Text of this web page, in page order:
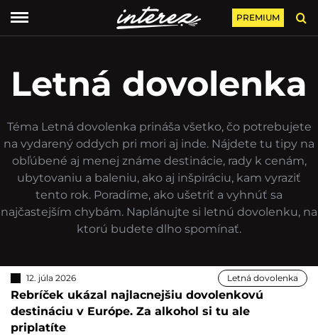
PREMIUM
Letná dovolenka
Téma Letná dovolenka prináša všetko, čo potrebujete
na vydarený oddych pri mori aj inde. Nájdete tu tipy na
obľúbené aj menej známe destinácie, rady k cenám,
ubytovaniu a baleniu, ako aj inšpiráciu, kam vyraziť
tento rok. Poradíme, ako ušetriť a vyhnúť sa
najčastejším chybám. Naplánujte si letnú dovolenku, na
ktorú budete dlho spomínať.
12. júla 2026 Letná dovolenka
Rebríček ukázal najlacnejšiu dovolenkovú
destináciu v Európe. Za alkohol si tu ale
priplatíte